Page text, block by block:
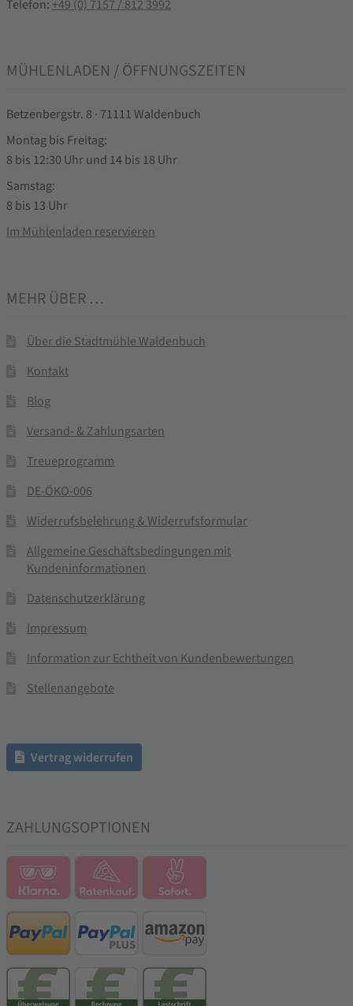
Telefon: +49 (0) 7157 / 812 3992
MÜHLENLADEN / ÖFFNUNGSZEITEN
Betzenbergstr. 8 · 71111 Waldenbuch
Montag bis Freitag:
8 bis 12:30 Uhr und 14 bis 18 Uhr
Samstag:
8 bis 13 Uhr
Im Mühlenladen reservieren
MEHR ÜBER …
Über die Stadtmühle Waldenbuch
Kontakt
Blog
Versand- & Zahlungsarten
Treueprogramm
DE-ÖKO-006
Widerrufsbelehrung & Widerrufsformular
Allgemeine Geschäftsbedingungen mit
Kundeninformationen
Datenschutzerklärung
Impressum
Information zur Echtheit von Kundenbewertungen
Stellenangebote
Vertrag widerrufen
ZAHLUNGSOPTIONEN